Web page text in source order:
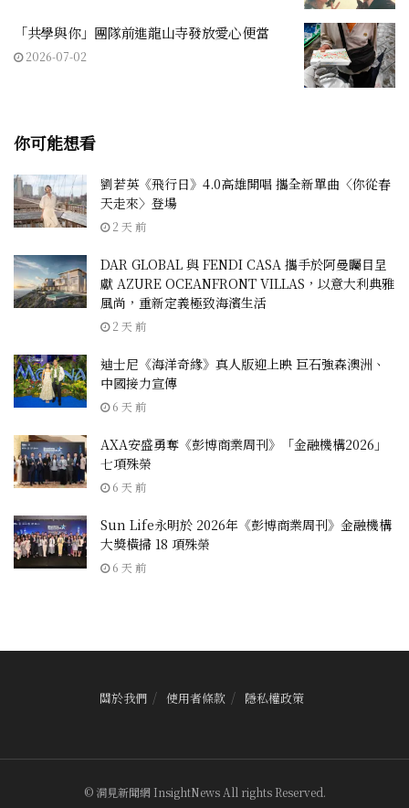
「共學與你」團隊前進龍山寺發放愛心便當
2026-07-02
你可能想看
劉若英《飛行日》4.0高雄開唱 攜全新單曲〈你從春
天走來〉登場
2 天 前
DAR GLOBAL 與 FENDI CASA 攜手於阿曼矚目呈
獻 AZURE OCEANFRONT VILLAS，以意大利典雅
風尚，重新定義極致海濱生活
2 天 前
迪士尼《海洋奇緣》真人版迎上映 巨石強森澳洲、
中國接力宣傳
6 天 前
AXA安盛勇奪《彭博商業周刊》「金融機構2026」
七項殊榮
6 天 前
Sun Life永明於 2026年《彭博商業周刊》金融機構
大獎橫掃 18 項殊榮
6 天 前
關於我們 使用者條款 隱私權政策
© 洞見新聞網 InsightNews All rights Reserved.